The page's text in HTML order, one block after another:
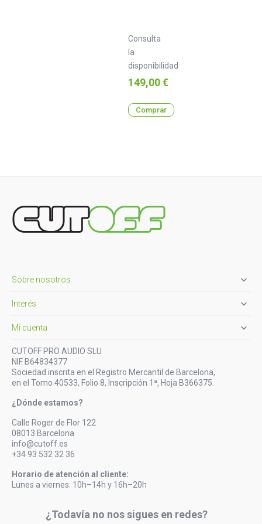
Consulta
la
disponibilidad
Precio
149,00 €
Comprar
Sobre nosotros 
Interés 
Mi cuenta 
CUTOFF PRO AUDIO SLU
NIF B64834377
Sociedad inscrita en el Registro Mercantil de Barcelona,
en el Tomo 40533, Folio 8, Inscripción 1ª, Hoja B366375.
¿Dónde estamos?
Calle Roger de Flor 122
08013 Barcelona
info@cutoff.es
+34 93 532 32 36
Horario de atención al cliente:
Lunes a viernes: 10h–14h y 16h–20h
¿Todavía no nos sigues en redes?